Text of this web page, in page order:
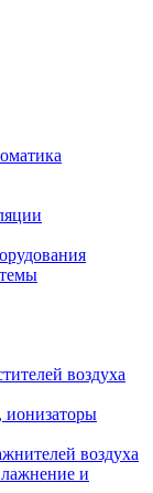
воздуха
ионизаторы
воздуха
и